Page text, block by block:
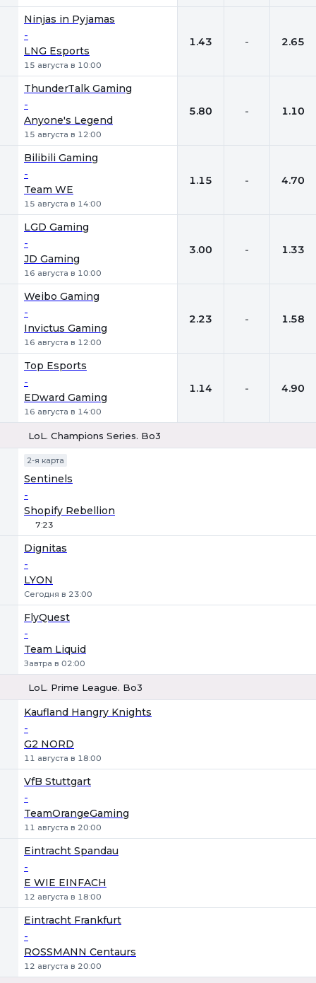
Ninjas in Pyjamas
-
LNG Esports
15 августа в 10:00
1.43 - 2.65
ThunderTalk Gaming
-
Anyone's Legend
15 августа в 12:00
5.80 - 1.10
Bilibili Gaming
-
Team WE
15 августа в 14:00
1.15 - 4.70
LGD Gaming
-
JD Gaming
16 августа в 10:00
3.00 - 1.33
Weibo Gaming
-
Invictus Gaming
16 августа в 12:00
2.23 - 1.58
Top Esports
-
EDward Gaming
16 августа в 14:00
1.14 - 4.90
LoL. Champions Series. Bo3
2-я карта
Sentinels
-
Shopify Rebellion
7:23
Dignitas
-
LYON
Сегодня в 23:00
FlyQuest
-
Team Liquid
Завтра в 02:00
LoL. Prime League. Bo3
Kaufland Hangry Knights
-
G2 NORD
11 августа в 18:00
VfB Stuttgart
-
TeamOrangeGaming
11 августа в 20:00
Eintracht Spandau
-
E WIE EINFACH
12 августа в 18:00
Eintracht Frankfurt
-
ROSSMANN Centaurs
12 августа в 20:00